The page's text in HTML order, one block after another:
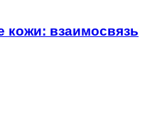
кожи: взаимосвязь